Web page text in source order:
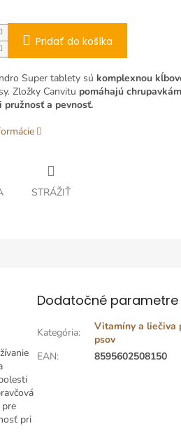
Pridať do košíka
Super tablety sú komplexnou
Zložky Canvitu pomáhajú
pružnosť a pevnosť.
STRÁŽIŤ
pri
Dodatočné parametre
Kategória:
Vitamíny a liečiva
psov
EAN: 8595602508150